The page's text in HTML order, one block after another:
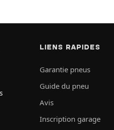
LIENS RAPIDES
Garantie pneus
Guide du pneu
Avis
Inscription garage